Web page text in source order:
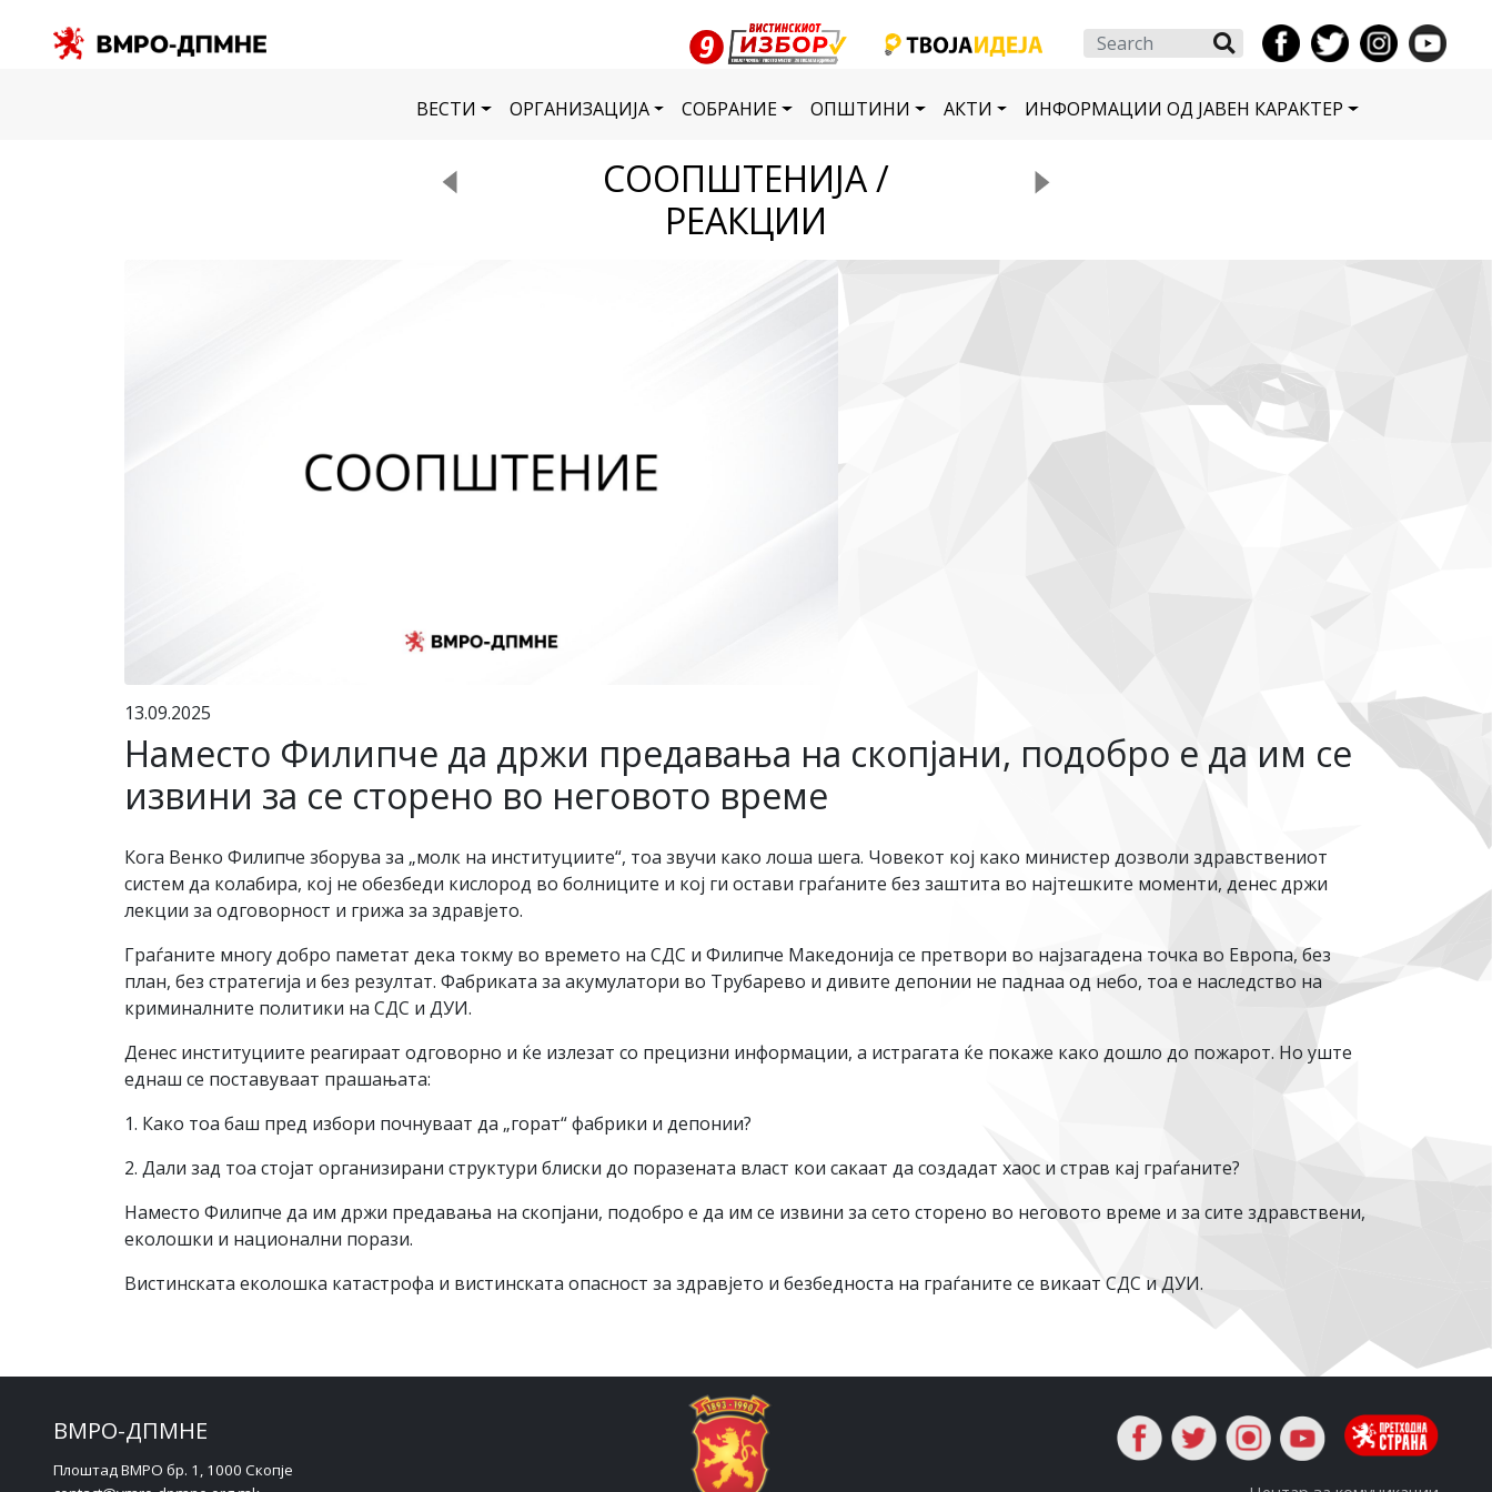
Search
ВЕСТИ ОРГАНИЗАЦИЈА СОБРАНИЕ ОПШТИНИ АКТИ ИНФОРМАЦИИ ОД ЈАВЕН КАРАКТЕР
СООПШТЕНИЈА /
РЕАКЦИИ
13.09.2025
Наместо Филипче дa држи предавања на скопјани, подобро е да им се
извини за се сторено во неговото време
Кога Венко Филипче зборува за „молк на институциите“, тоа звучи како лоша шега. Човекот кој како министер дозволи здравствениот
систем да колабира, кој не обезбеди кислород во болниците и кој ги остави граѓаните без заштита во најтешките моменти, денес држи
лекции за одговорност и грижа за здравјето.
Граѓаните многу добро паметат дека токму во времето на СДС и Филипче Македонија се претвори во најзагадена точка во Европа, без
план, без стратегија и без резултат. Фабриката за акумулатори во Трубарево и дивите депонии не паднаа од небо, тоа е наследство на
криминалните политики на СДС и ДУИ.
Денес институциите реагираат одговорно и ќе излезат со прецизни информации, а истрагата ќе покаже како дошло до пожарот. Но уште
еднаш се поставуваат прашањата:
1. Како тоа баш пред избори почнуваат да „горат“ фабрики и депонии?
2. Дали зад тоа стојат организирани структури блиски до поразената власт кои сакаат да создадат хаос и страв кај граѓаните?
Наместо Филипче да им држи предавања на скопјани, подобро е да им се извини за сето сторено во неговото време и за сите здравствени,
еколошки и национални порази.
Вистинската еколошка катастрофа и вистинската опасност за здравјето и безбедноста на граѓаните се викаат СДС и ДУИ.
ВМРО-ДПМНЕ
Плоштад ВМРО бр. 1, 1000 Скопје